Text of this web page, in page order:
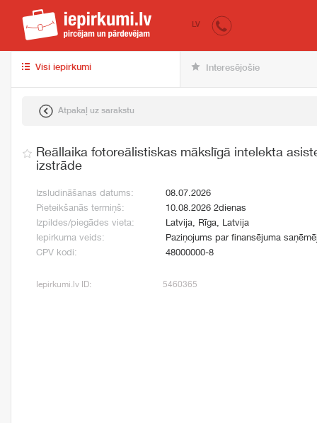
iepirkumi.lv
LV
Visi iepirkumi Interesējošie
Atpakaļ uz sarakstu
Reāllaika fotoreālistiskas mākslīgā intelekta
izstrāde
Izsludināšanas datums:
08.07.2026
Pieteikšanās termiņš:
10.08.2026 2dienas
Izpildes/piegādes vieta:
Latvija, Rīga, Latvija
Iepirkuma veids:
Paziņojums par finansējuma
CPV kodi:
48000000-8
Iepirkumi.lv ID: 5460365